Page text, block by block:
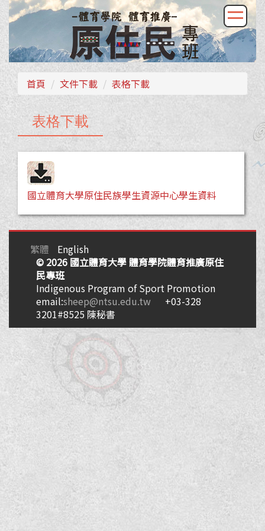
首頁 文件下載 表格下載
表格下載
國立體育大學原住民族學生資源中心學生資料
繁體
English
© 2026 國立體育大學 體育學院體育推廣原住
民專班
Indigenous Program of Sport Promotion
email:sheep@ntsu.edu.tw
+03-328
3201#8525 陳秘書